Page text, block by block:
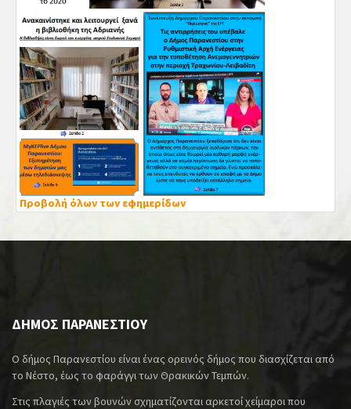
Προβολή όλων των εφημερίδων
ΔΗΜΟΣ ΠΑΡΑΝΕΣΤΙΟΥ
Ο δήμος Παρανεστίου είναι ένας ορεινός δήμος που διασχίζεται από
το Νέστο, έως το φαράγγι των Θρακικών Τεμπών.
Στις πλαγιές των βουνών σχηματίζονται αρκετοί χείμαροι που